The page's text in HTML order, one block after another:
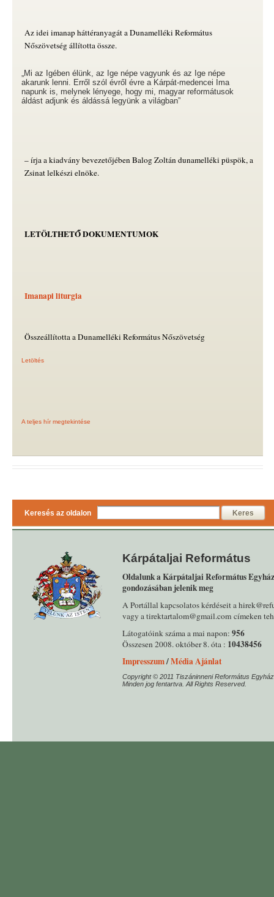
Az idei imanap háttéranyagát a Dunamelléki Református
Nőszövetség állította össze.
„Mi az Igében élünk, az Ige népe vagyunk és az Ige népe
akarunk lenni. Erről szól évről évre a Kárpát-medencei Ima
napunk is, melynek lényege, hogy mi, magyar reformátusok
áldást adjunk és áldássá legyünk a világban”
– írja a kiadvány bevezetőjében Balog Zoltán dunamelléki püspök, a
Zsinat lelkészi elnöke.
LETÖLTHETŐ DOKUMENTUMOK
Imanapi liturgia
Összeállította a Dunamelléki Református Nőszövetség
Letöltés
A teljes hír megtekintése
Keresés az oldalon Keres
Kárpátaljai Református
Oldalunk a Kárpátaljai Református
gondozásában jelenik meg
A Portállal kapcsolatos kérdéseit a
vagy a tirektartalom@gmail.com címeken
Látogatóink száma a mai napon: 956
Összesen 2008. október 8. óta : 10438456
Impresszum/Média Ajánlat
Copyright © 2011 Tiszáninneni Református
Minden jog fentartva. All Rights Reserved.